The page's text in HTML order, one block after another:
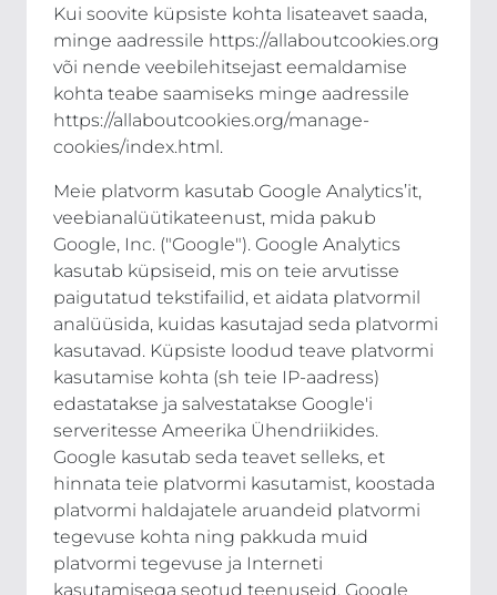
Kui soovite küpsiste kohta lisateavet saada,
minge aadressile https://allaboutcookies.org
või nende veebilehitsejast eemaldamise
kohta teabe saamiseks minge aadressile
https://allaboutcookies.org/manage-
cookies/index.html.
Meie platvorm kasutab Google Analytics’it,
veebianalüütikateenust, mida pakub
Google, Inc. ("Google"). Google Analytics
kasutab küpsiseid, mis on teie arvutisse
paigutatud tekstifailid, et aidata platvormil
analüüsida, kuidas kasutajad seda platvormi
kasutavad. Küpsiste loodud teave platvormi
kasutamise kohta (sh teie IP-aadress)
edastatakse ja salvestatakse Google'i
serveritesse Ameerika Ühendriikides.
Google kasutab seda teavet selleks, et
hinnata teie platvormi kasutamist, koostada
platvormi haldajatele aruandeid platvormi
tegevuse kohta ning pakkuda muid
platvormi tegevuse ja Interneti
kasutamisega seotud teenuseid. Google